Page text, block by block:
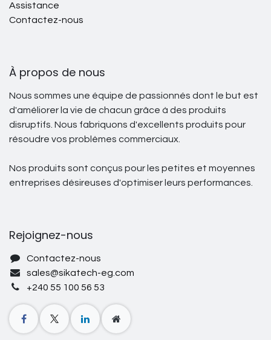
Assistance
Contactez-nous
À propos de nous
Nous sommes une équipe de passionnés dont le but est
d'améliorer la vie de chacun grâce à des produits
disruptifs. Nous fabriquons d'excellents produits pour
résoudre vos problèmes commerciaux.
Nos produits sont conçus pour les petites et moyennes
entreprises désireuses d'optimiser leurs performances.
Rejoignez-nous
Contactez-nous
sales@sikatech-eg.com
+240 55 100 56 53